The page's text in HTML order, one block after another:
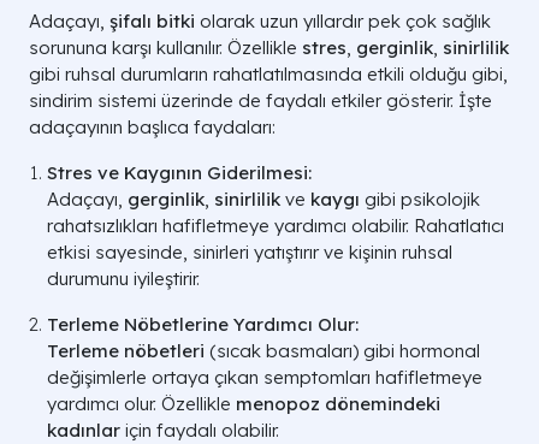
Adaçayı, şifalı bitki olarak uzun yıllardır pek çok sağlık
sorununa karşı kullanılır. Özellikle stres, gerginlik, sinirlilik
gibi ruhsal durumların rahatlatılmasında etkili olduğu gibi,
sindirim sistemi üzerinde de faydalı etkiler gösterir. İşte
adaçayının başlıca faydaları:
Stres ve Kaygının Giderilmesi:
Adaçayı, gerginlik, sinirlilik ve kaygı gibi psikolojik
rahatsızlıkları hafifletmeye yardımcı olabilir. Rahatlatıcı
etkisi sayesinde, sinirleri yatıştırır ve kişinin ruhsal
durumunu iyileştirir.
Terleme Nöbetlerine Yardımcı Olur:
Terleme nöbetleri (sıcak basmaları) gibi hormonal
değişimlerle ortaya çıkan semptomları hafifletmeye
yardımcı olur. Özellikle menopoz dönemindeki
kadınlar için faydalı olabilir.